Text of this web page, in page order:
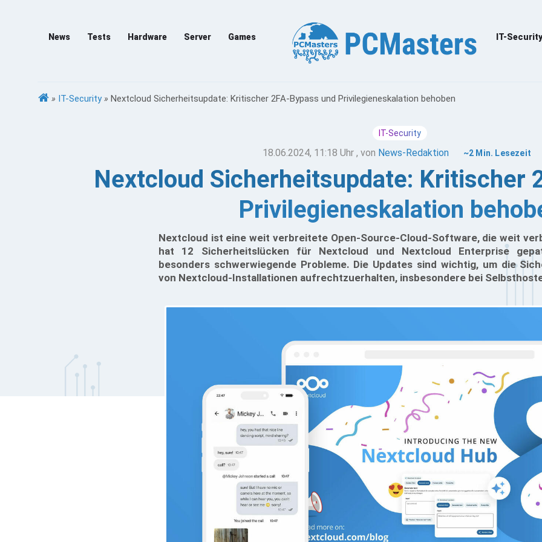
News Tests Hardware Server Games IT-Security
» IT-Security » Nextcloud Sicherheitsupdate: Kritischer 2FA-Bypass und Privilegieneskalation behoben
IT-Security
18.06.2024, 11:18 Uhr , von News-Redaktion ~2 Min. Lesezeit
Nextcloud Sicherheitsupdate: Kritischer
Privilegieneskalation
Nextcloud ist eine weit verbreitete Open-Source-Cloud-Software, die weit
hat 12 Sicherheitslücken für Nextcloud und Nextcloud Enterprise
besonders schwerwiegende Probleme. Die Updates sind wichtig, um die
von Nextcloud-Installationen aufrechtzuerhalten, insbesondere bei